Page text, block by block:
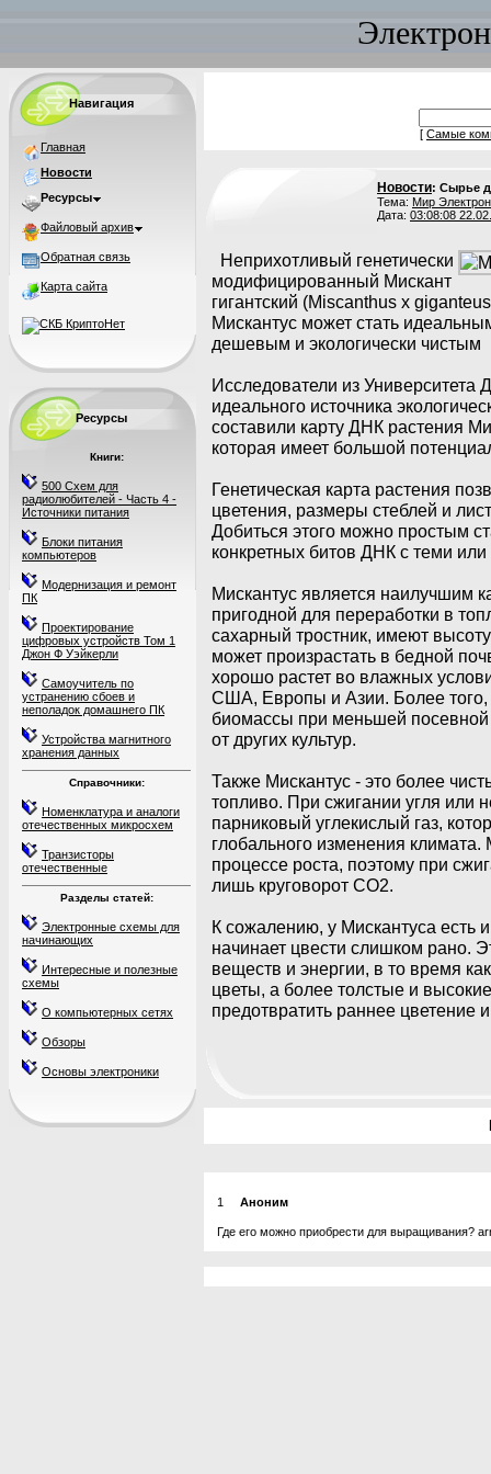
Навигация
Главная
Новости
Ресурсы
Файловый архив
Обратная связь
Карта сайта
Ресурсы
Книги:
500 Схем для
радиолюбителей - Часть 4 -
Источники питания
Блоки питания
компьютеров
Модернизация и ремонт
ПК
Проектирование
цифровых устройств Том 1
Джон Ф Уэйкерли
Самоучитель по
устранению сбоев и
неполадок домашнего ПК
Устройства магнитного
хранения данных
Справочники:
Номенклатура и аналоги
отечественных микросхем
Транзисторы
отечественные
Разделы статей:
Электронные схемы для
начинающих
Интересные и полезные
схемы
О компьютерных сетях
Обзоры
Основы электроники
[ Самые
Новости: Сырье
Тема: Мир
Дата: 03:08:08
Неприхотливый генетически
модифицированный Мискант
гигантский (Miscanthus x
Мискантус может стать
дешевым и экологически чистым
Исследователи из
идеального источника
составили карту ДНК растения
которая имеет большой
Генетическая карта растения
цветения, размеры стеблей и
Добиться этого можно простым
конкретных битов ДНК с теми
Мискантус является наилучшим
пригодной для переработки в
сахарный тростник, имеют
может произрастать в бедной
хорошо растет во влажных
США, Европы и Азии. Более
биомассы при меньшей посевной
от других культур.
Также Мискантус - это более
топливо. При сжигании угля или
парниковый углекислый газ,
глобального изменения климата.
процессе роста, поэтому при
лишь круговорот CO2.
К сожалению, у Мискантуса есть
начинает цвести слишком рано.
веществ и энергии, в то время
цветы, а более толстые и
предотвратить раннее
1 Аноним
Где его можно приобрести для выращивания?